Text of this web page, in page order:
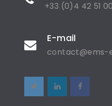
+33 (0)4 42 51
E-mail
contact@ems-